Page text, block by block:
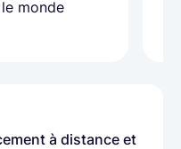
monde
à distance et